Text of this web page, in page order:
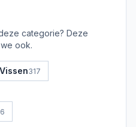
categorie? Deze
ook.
317